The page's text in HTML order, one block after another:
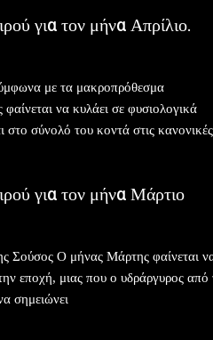
για τον μήνα Απρίλιο.
με τα μακροπρόθεσμα
να κυλάει σε φυσιολογικά
στο σύνολό του κοντά στις κανονικές
για τον μήνα Μάρτιο
Σούσος Ο μήνας Μάρτης φαίνεται
εποχή, μιας που ο υδράργυρος από
σημειώνει